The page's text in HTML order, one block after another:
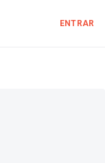
ENTRAR